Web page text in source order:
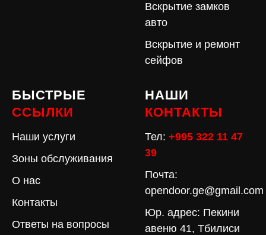
Вскрытие замков
авто
Вскрытие и ремонт
сейфов
БЫСТРЫЕ
ССЫЛКИ
Наши услуги
Зоны обслуживания
О нас
Контакты
Ответы на вопросы
НАШИ
КОНТАКТЫ
Тел: +995 322 11 47
39
Почта:
opendoor.ge@gmail.com
Юр. адрес: Пекини
авеню 41, Тбилиси